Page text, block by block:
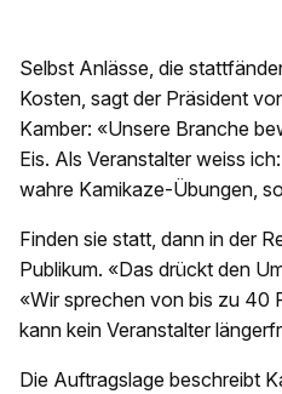
Selbst Anlässe, die
Kosten, sagt der Präsident
Kamber: «Unsere Branche
Eis. Als Veranstalter weiss
wahre Kamikaze-Übungen,
Finden sie statt, dann in der
Publikum. «Das drückt den
«Wir sprechen von bis zu 40
kann kein Veranstalter
Die Auftragslage beschreibt